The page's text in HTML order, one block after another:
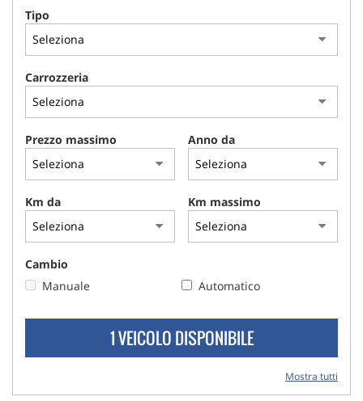
Tipo
Carrozzeria
Prezzo massimo Anno da
Km da Km massimo
Cambio
Manuale
Automatico
1 VEICOLO DISPONIBILE
Mostra tutti